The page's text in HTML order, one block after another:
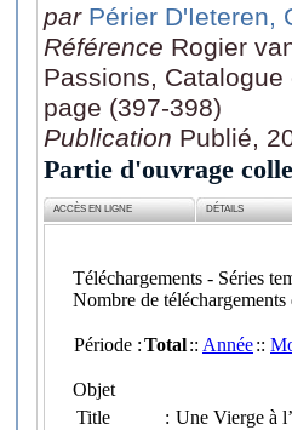
par Périer D'Ieteren,
Référence Rogier
Passions,
page (397-398)
Publication Publié,
Partie d'ouvrage
ACCÈS EN LIGNE DÉTAILS